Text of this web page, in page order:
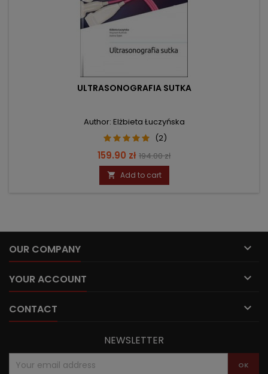
ULTRASONOGRAFIA SUTKA
Author: Elżbieta Łuczyńska
(2)
Price
159.90 zł Regular
price
194.00 zł
 Add to cart
OUR COMPANY 
YOUR ACCOUNT 
CONTACT 
NEWSLETTER